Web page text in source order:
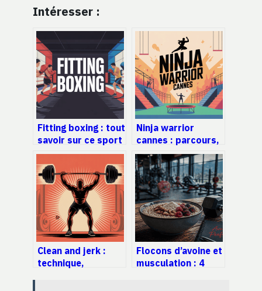
Intéresser :
Fitting boxing : tout
savoir sur ce sport
cardio qui fait la
différence
Ninja warrior
cannes : parcours,
tarifs et conseils
pour en profiter
Clean and jerk :
technique,
Flocons d’avoine et
musculation : 4